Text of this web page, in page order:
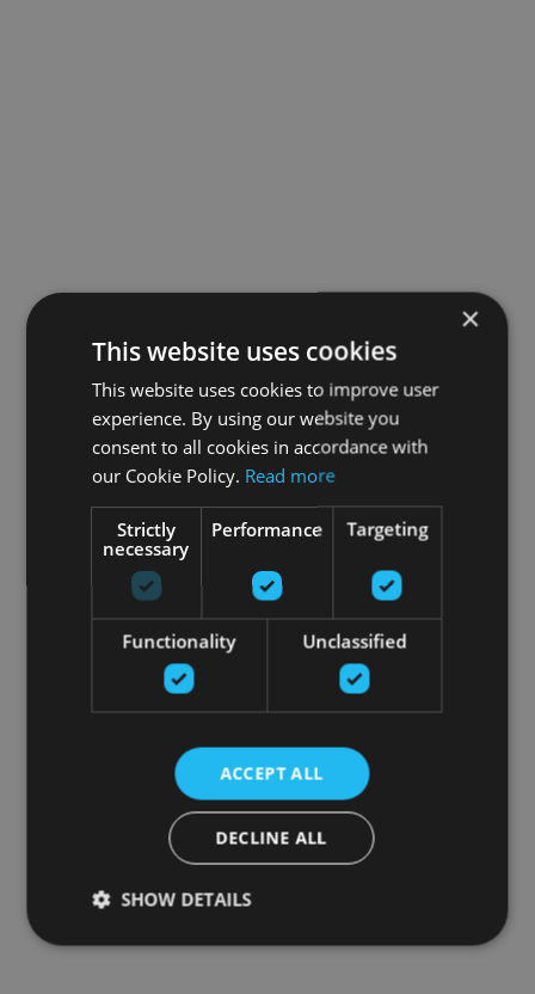
×
This website uses cookies
This website uses cookies to improve user
experience. By using our website you
consent to all cookies in accordance with
our Cookie Policy. Read more
Strictly
necessary
Performance Targeting
Functionality Unclassified
ACCEPT ALL
DECLINE ALL
SHOW DETAILS